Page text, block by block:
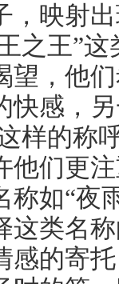
，映射
之王”
望，他
快感，
样的称
他们更
如“夜
这类名
感的寄